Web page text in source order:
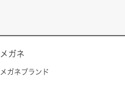
メガネ
メガネブランド